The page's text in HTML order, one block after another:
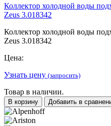
Коллектор холодной воды
Zeus 3.018342
Коллектор холодной воды
Zeus 3.018342
Цена:
Узнать цену (запросить)
Товар в наличии.
В корзину Добавить в